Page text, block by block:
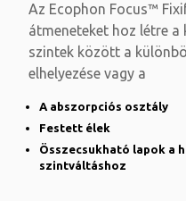
Az Ecophon Focus™
átmeneteket hoz létre a
szintek között a
elhelyezése vagy a
A abszorpciós osztály
Festett élek
Összecsukható lapok a
szintváltáshoz